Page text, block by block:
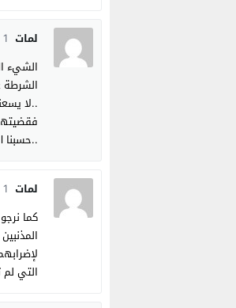
لمات 1 فبراير 2017 - 8:54
الشيء
..لا
..حسبنا
لمات 1 فبراير 2017 - 9:00
كما
التي